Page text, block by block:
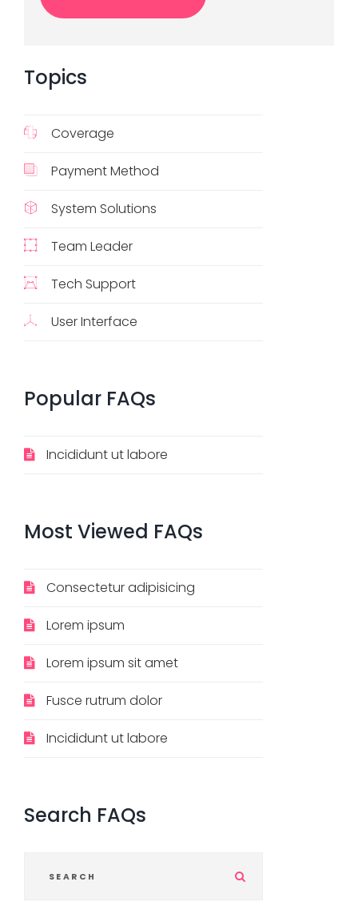
Topics
Coverage
Payment Method
System Solutions
Team Leader
Tech Support
User Interface
Popular FAQs
Incididunt ut labore
Most Viewed FAQs
Consectetur adipisicing
Lorem ipsum
Lorem ipsum sit amet
Fusce rutrum dolor
Incididunt ut labore
Search FAQs